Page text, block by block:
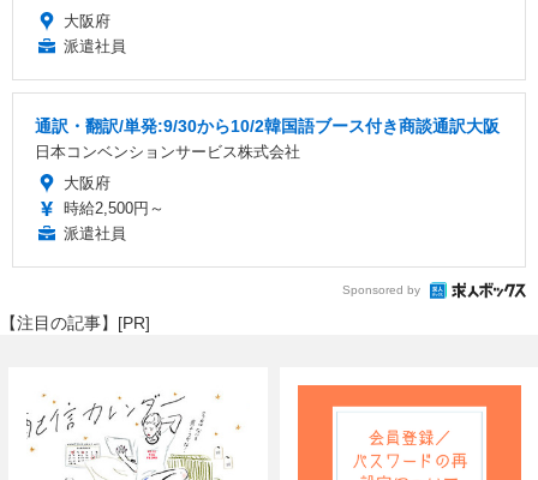
大阪府
派遣社員
通訳・翻訳/単発:9/30から10/2韓国語ブース付き商談通訳大阪
日本コンベンションサービス株式会社
大阪府
時給2,500円～
派遣社員
Sponsored by
【注目の記事】[PR]